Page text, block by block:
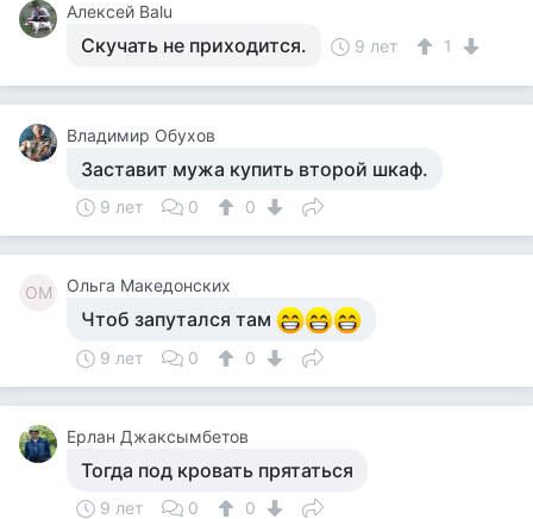
Алексей Balu
Скучать не приходится. 9 лет 1
Владимир Обухов
Заставит мужа купить второй шкаф.
9 лет 0 0
ОМ Ольга Македонских
Чтоб запутался там
9 лет 0 0
Ерлан Джаксымбетов
Тогда под кровать прятаться
9 лет 0 0